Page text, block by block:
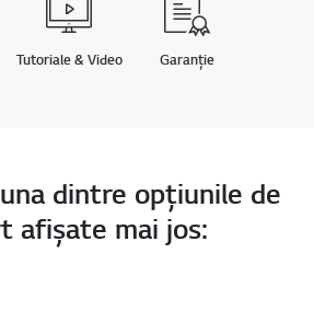
Tutoriale & Video Garanție
dintre opţiunile de
afişate mai jos: